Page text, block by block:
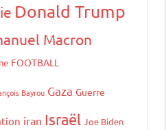
Donald Trump
Macron
FOOTBALL
Bayrou Gaza Guerre
iran Israël Joe Biden